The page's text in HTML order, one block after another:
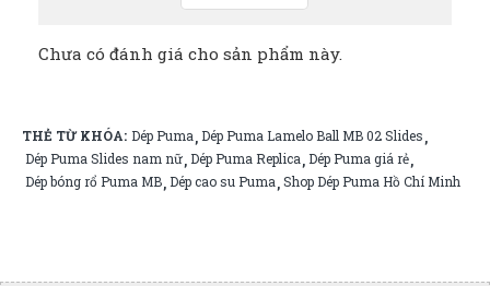
Chưa có đánh giá cho sản phẩm này.
THẺ TỪ KHÓA: Dép Puma,Dép Puma Lamelo Ball MB 02 Slides,
Dép Puma Slides nam nữ,Dép Puma Replica,Dép Puma giá rẻ,
Dép bóng rổ Puma MB,Dép cao su Puma,Shop Dép Puma Hồ Chí Minh